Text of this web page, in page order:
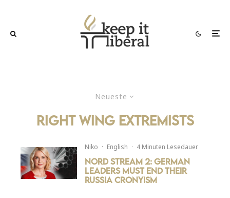
Neueste
right wing extremists
Niko · English · 4 Minuten Lesedauer
Nord Stream 2: German
Leaders must end their
Russia Cronyism